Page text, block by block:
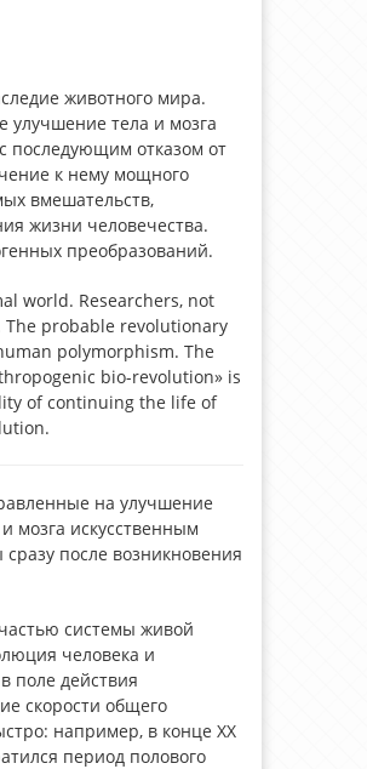
животного мира.
тела и мозга
последующим отказом от
к нему мощного
вмешательств,
жизни человечества.
преобразований.
world. Researchers, not
probable revolutionary
polymorphism. The
bio-revolution» is
of continuing the life of
на улучшение
мозга искусственным
после возникновения
системы живой
человека и
поле действия
скорости общего
например, в конце XX
период полового